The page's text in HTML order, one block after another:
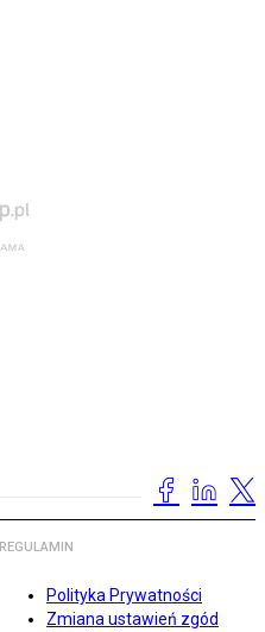
REGULAMIN
Polityka Prywatności
Zmiana ustawień zgód